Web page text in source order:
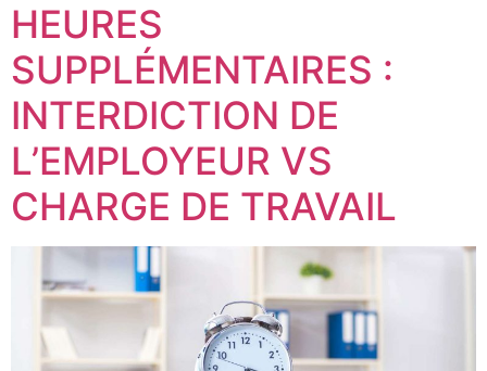
HEURES
SUPPLÉMENTAIRES :
INTERDICTION DE
L’EMPLOYEUR VS
CHARGE DE TRAVAIL